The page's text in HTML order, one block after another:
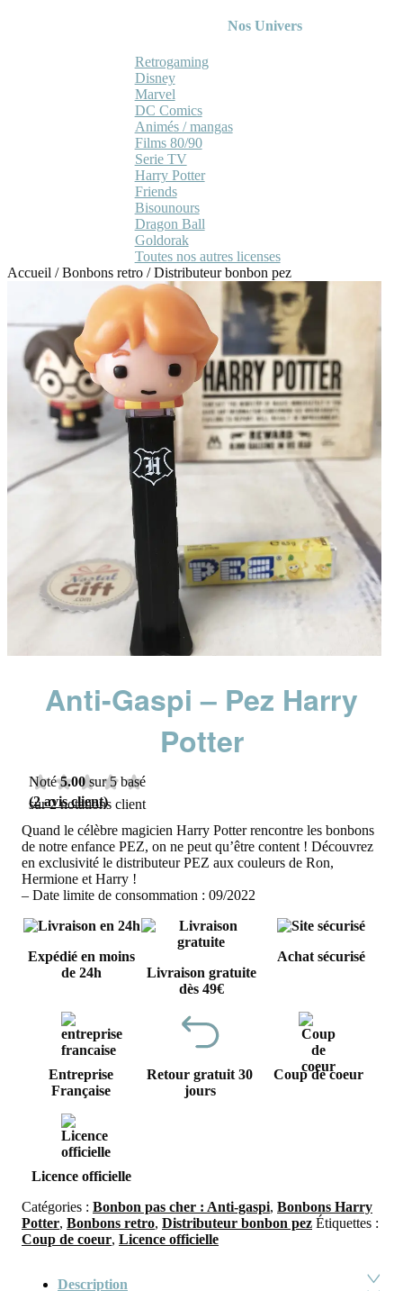
Nos Univers
Retrogaming
Disney
Marvel
DC Comics
Animés / mangas
Films 80/90
Serie TV
Harry Potter
Friends
Bisounours
Dragon Ball
Goldorak
Toutes nos autres licenses
Accueil /Bonbons retro /Distributeur bonbon pez
Anti-Gaspi – Pez Harry
Potter
Noté5.00 sur 5 basé
sur2notations client
(2avis client)
Quand le célèbre magicien Harry Potter rencontre les bonbons
de notre enfance PEZ, on ne peut qu’être content ! Découvrez
en exclusivité le distributeur PEZ aux couleurs de Ron,
Hermione et Harry !
– Date limite de consommation : 09/2022
Expédié en moins
de 24h
Livraison gratuite
dès 49€
Achat sécurisé
Entreprise
Française
Retour gratuit 30
jours
Coup de coeur
Licence officielle
Catégories : Bonbon pas cher : Anti-gaspi, Bonbons Harry
Potter, Bonbons retro, Distributeur bonbon pez Étiquettes :
Coup de coeur, Licence officielle
Description